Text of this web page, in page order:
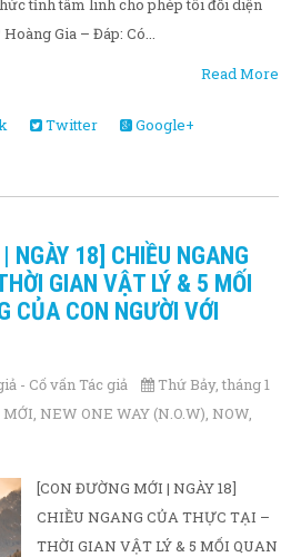
tỉnh tâm linh cho phép tôi đối diện
Gia – Đáp: Có...
Read More
Twitter
Google+
NGÀY 18] CHIỀU NGANG
GIAN VẬT LÝ & 5 MỐI
CỦA CON NGƯỜI VỚI
- Cố vấn Tác giả
Thứ Bảy, tháng 1
MỚI, NEW ONE WAY (N.O.W), NOW,
[CON ĐƯỜNG MỚI | NGÀY 18]
CHIỀU NGANG CỦA THỰC TẠI –
THỜI GIAN VẬT LÝ & 5 MỐI QUAN